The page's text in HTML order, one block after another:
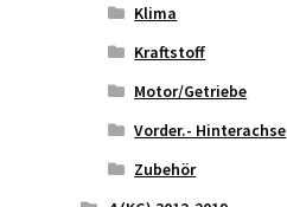
Klima
Kraftstoff
Motor/Getriebe
Vorder.- Hinterachse
Zubehör